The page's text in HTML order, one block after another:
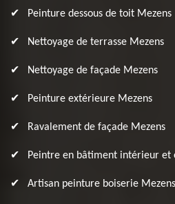
Peinture dessous de toit Mezens
Nettoyage de terrasse Mezens
Nettoyage de façade Mezens
Peinture extérieure Mezens
Ravalement de façade Mezens
Peintre en bâtiment intérieur et
Artisan peinture boiserie